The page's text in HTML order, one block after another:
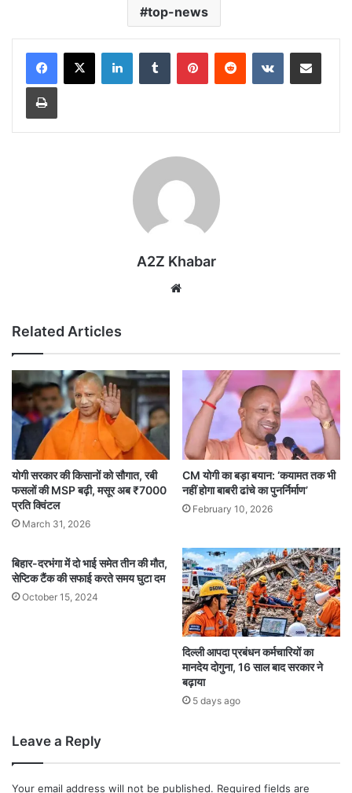
top-news
LinkedInTumblr PinterestReddit VKontakteShare via Email
Print
A2Z Khabar
Related Articles
योगी सरकार की किसानों को सौगात, रबी
फसलों की MSP बढ़ी, मसूर अब ₹7000
प्रति क्विंटल
March 31, 2026
CM योगी का बड़ा बयान: ‘कयामत तक भी
नहीं होगा बाबरी ढांचे का पुनर्निर्माण’
February 10, 2026
बिहार-दरभंगा में दो भाई समेत तीन की मौत,
सेप्टिक टैंक की सफाई करते समय घुटा दम
October 15, 2024
दिल्ली आपदा प्रबंधन कर्मचारियों का
मानदेय दोगुना, 16 साल बाद सरकार ने
बढ़ाया
5 days ago
Leave a Reply
Your email address will not be published. Required fields are